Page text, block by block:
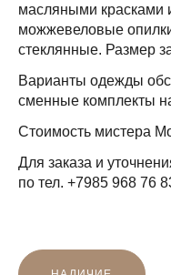
масляными красками
можжевеловые
стеклянные. Размер
Варианты одежды
сменные комплекты
Стоимость мистера
Для заказа и
по тел. +7985 968 76